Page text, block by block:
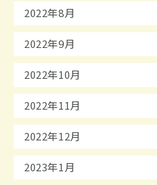
2022年8月
2022年9月
2022年10月
2022年11月
2022年12月
2023年1月